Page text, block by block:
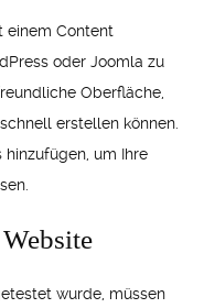
einem Content
oder Joomla zu
Oberfläche,
erstellen können.
hinzufügen, um Ihre
wurde, müssen